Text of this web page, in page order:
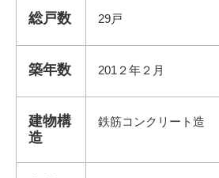
総戸数 29戸
築年数 201２年２月
建物構
造
鉄筋コンクリート造